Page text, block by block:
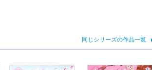
同じシリーズの作品一覧